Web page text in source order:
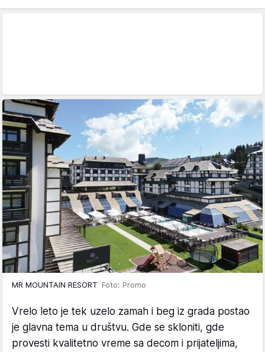
MR MOUNTAIN RESORT Foto: Promo
Vrelo leto je tek uzelo zamah i beg iz grada postao
je glavna tema u društvu. Gde se skloniti, gde
provesti kvalitetno vreme sa decom i prijateljima,